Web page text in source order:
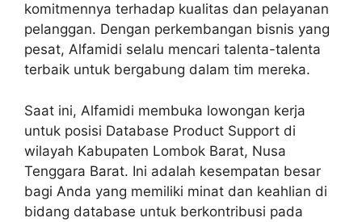
komitmennya terhadap kualitas dan pelayanan
pelanggan. Dengan perkembangan bisnis yang
pesat, Alfamidi selalu mencari talenta-talenta
terbaik untuk bergabung dalam tim mereka.
Saat ini, Alfamidi membuka lowongan kerja
untuk posisi Database Product Support di
wilayah Kabupaten Lombok Barat, Nusa
Tenggara Barat. Ini adalah kesempatan besar
bagi Anda yang memiliki minat dan keahlian di
bidang database untuk berkontribusi pada